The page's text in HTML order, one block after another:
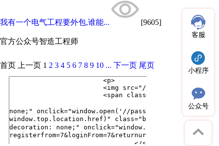
我有一个电气工程要外包,谁能... [9605]
官方公众号智造工程师
客服
小程序
公众号
首页 上一页 1 2 3 4 5 6 7 8 9 10 ... 下一页 尾页